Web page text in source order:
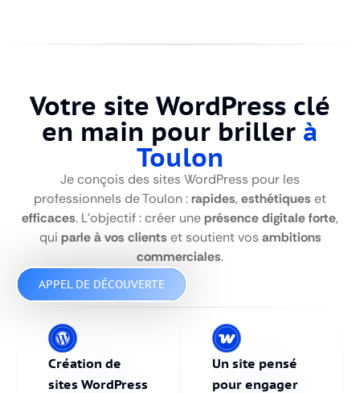
Votre site WordPress clé
en main pour briller à
Toulon
Je conçois des sites WordPress pour les
professionnels de Toulon :rapides, esthétiques et
efficaces. L’objectif : créer uneprésence digitale forte,
qui parle à vos clients et soutient vos ambitions
commerciales.
APPEL DE DÉCOUVERTE
Création de
sites WordPress
Un site pensé
pour engager